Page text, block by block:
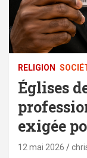
RELIGION
Églises
exigée
12 mai 2026